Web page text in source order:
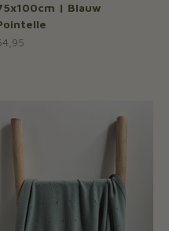
| Blauw